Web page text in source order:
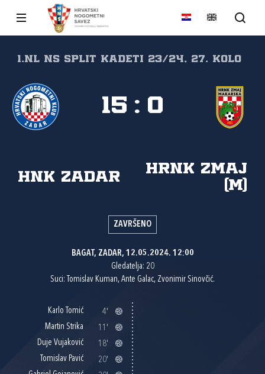
1.NL NS Split Kadeti 23/24, 27. kolo
HNK Zadar
HRNK Zmaj
(M)
15 : 0
ZAVRŠENO
BAGAT, ZADAR, 12.05.2024. 12:00
Gledatelja: 20
Suci: Tomislav Kuman, Ante Galac, Zvonimir Sinovčić.
Karlo Tomić
4'
Martin Strika
11'
Duje Vujaković
18'
Tomislav Pavić
20'